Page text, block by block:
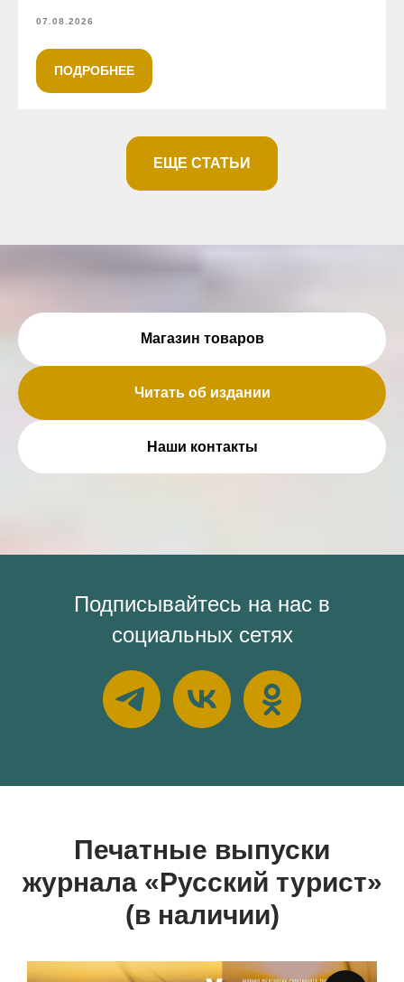
07.08.2026
ПОДРОБНЕЕ
ЕЩЕ СТАТЬИ
Магазин товаров
Читать об издании
Наши контакты
Подписывайтесь на нас в
социальных сетях
Печатные выпуски
журнала «Русский турист»
(в наличии)